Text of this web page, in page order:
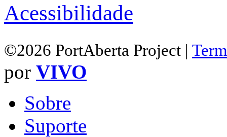
Acessibilidade
©2026 PortAberta Project |
por VIVO
Sobre
Suporte